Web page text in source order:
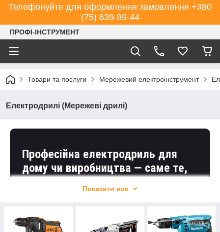
Телефонуйте для оформлення замовлення +380
(75) 639-89-44
ПРОФІ-ІНСТРУМЕНТ
Товари та послуги Мережевий електроінструмент
Електродрилі (Мережеві дрилі)
Професійна електродриль для
дому чи виробництва — саме те,
“Профі-інструмент”.
Festool та інших. Переходьте у каталог та
Показати все